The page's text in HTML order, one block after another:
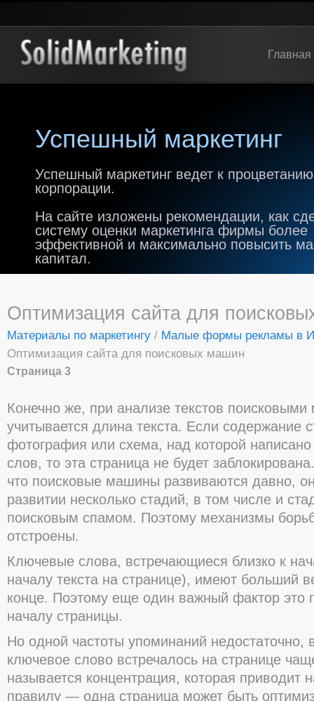
Главная
Успешный маркетинг
Успешный маркетинг ведет к процветанию
корпорации.
На сайте изложены рекомендации, как
систему оценки маркетинга фирмы более
эффективной и максимально повысить
капитал.
Оптимизация сайта для
Материалы по маркетингу / Малые формы рекламы в
Оптимизация сайта для поисковых машин
Страница 3
Конечно же, при анализе текстов
учитывается длина текста. Если содержание
фотография или схема, над которой написано
слов, то эта страница не будет
что поисковые машины развиваются давно,
развитии несколько стадий, в том числе и
поисковым спамом. Поэтому механизмы
отстроены.
Ключевые слова, встречающиеся близко к
началу текста на странице), имеют больший
конце. Поэтому еще один важный фактор это
началу страницы.
Но одной частоты упоминаний недостаточно,
ключевое слово встречалось на странице
называется концентрация, которая приводит
правилу — одна страница может быть